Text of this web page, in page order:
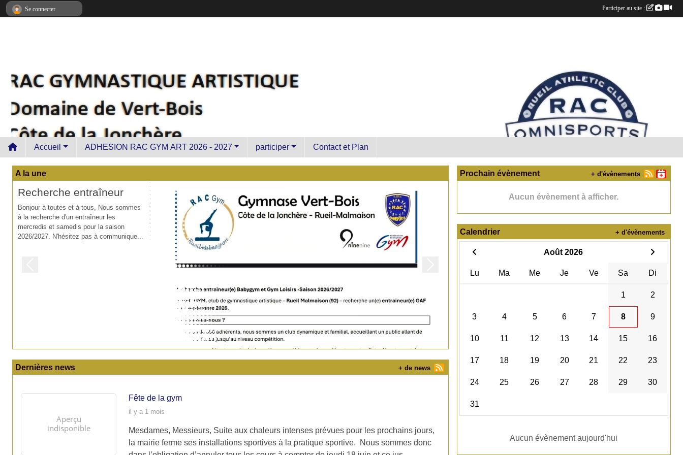
Accueil ADHESION RAC GYM ART 2026 - 2027 participer Contact et Plan
A la une
Recherche entraîneur
Bonjour à toutes et à tous, Nous sommes
à la recherche d'un entraîneur les
mercredis et samedis pour la saison
2026/2027. N'hésitez pas à communique...
Dernières news
Fête de la gym
il y a 1 mois
Mesdames, Messieurs, Suite aux chaleurs intenses prévues pour les prochains jours,
la mairie ferme ses installations sportives à la pratique sportive. Nous sommes donc
+ de news
Prochain évènement
Aucun évènement à afficher.
+ d'évènements
Calendrier
Août 2026
Lu Ma Me Je Ve Sa Di
1 2
3 4 5 6 7 8 9
10 11 12 13 14 15 16
17 18 19 20 21 22 23
24 25 26 27 28 29 30
31
Aucun évènement aujourd'hui
+ d'évènements
Se connecter Participer au site :
Panneau de gestion des cookies